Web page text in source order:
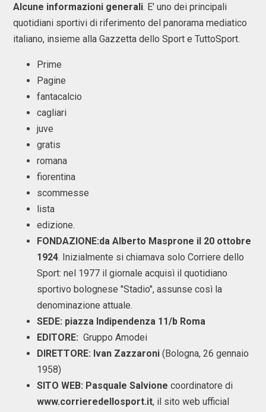
Alcune informazioni generali. E' uno dei principali
quotidiani sportivi di riferimento del panorama mediatico
italiano, insieme alla Gazzetta dello Sport e TuttoSport.
Prime
Pagine
fantacalcio
cagliari
juve
gratis
romana
fiorentina
scommesse
lista
edizione.
FONDAZIONE:da Alberto Masprone il 20 ottobre
1924. Inizialmente si chiamava solo Corriere dello
Sport: nel 1977 il giornale acquisì il quotidiano
sportivo bolognese "Stadio", assunse così la
denominazione attuale.
SEDE: piazza Indipendenza 11/b Roma
EDITORE: Gruppo Amodei
DIRETTORE: Ivan Zazzaroni (Bologna, 26 gennaio
1958)
SITO WEB: Pasquale Salvione coordinatore di
www.corrieredellosport.it, il sito web ufficial